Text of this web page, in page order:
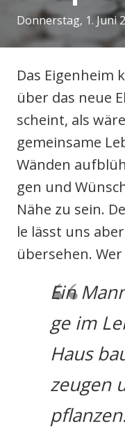
Donnerstag, 1. Juni
Das Eigen­heim
über das neue
scheint, als
gemein­sa­me
Wän­den
gen und
Nähe zu sein.
le lässt uns
über­se­hen.
Ein
ge im
Haus
zeu­gen